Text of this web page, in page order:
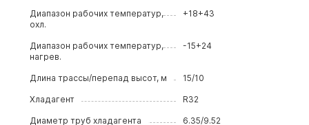
Диапазон рабочих температур,
охл.
+18+43
Диапазон рабочих температур,
нагрев.
-15+24
Длина трассы/перепад высот, м 15/10
Хладагент R32
Диаметр труб хладагента 6.35/9.52